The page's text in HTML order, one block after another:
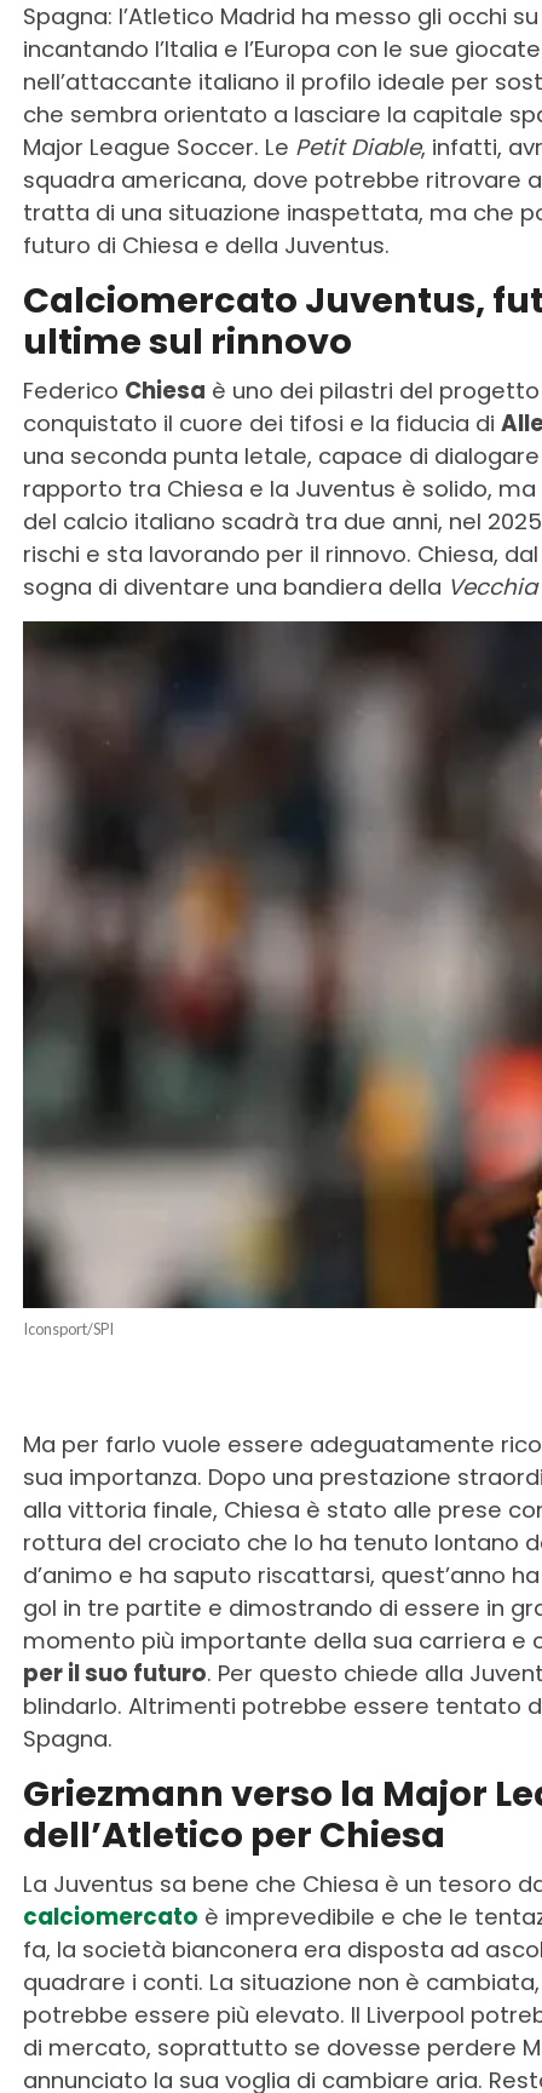
Spagna: l’Atletico Madrid ha messo gli occhi
incantando l’Italia e l’Europa con le sue
nell’attaccante italiano il profilo ideale per
che sembra orientato a lasciare la capitale
Major League Soccer. Le Petit Diable, infatti,
squadra americana, dove potrebbe ritrovare
tratta di una situazione inaspettata, ma che
futuro di Chiesa e della Juventus.
Calciomercato Juventus,
ultime sul rinnovo
Federico Chiesa è uno dei pilastri del
conquistato il cuore dei tifosi e la fiducia di
una seconda punta letale, capace di
rapporto tra Chiesa e la Juventus è solido,
del calcio italiano scadrà tra due anni, nel
rischi e sta lavorando per il rinnovo. Chiesa,
sogna di diventare una bandiera della
Iconsport/SPI
Ma per farlo vuole essere adeguatamente
sua importanza. Dopo una prestazione
alla vittoria finale, Chiesa è stato alle prese
rottura del crociato che lo ha tenuto lontano
d’animo e ha saputo riscattarsi, quest’anno
gol in tre partite e dimostrando di essere in
momento più importante della sua carriera e
per il suo futuro. Per questo chiede alla
blindarlo. Altrimenti potrebbe essere tentato
Spagna.
Griezmann verso la Major
dell’Atletico per Chiesa
La Juventus sa bene che Chiesa è un tesoro
calciomercato è imprevedibile e che le
fa, la società bianconera era disposta ad
quadrare i conti. La situazione non è
potrebbe essere più elevato. Il Liverpool
di mercato, soprattutto se dovesse perdere
annunciato la sua voglia di cambiare aria.